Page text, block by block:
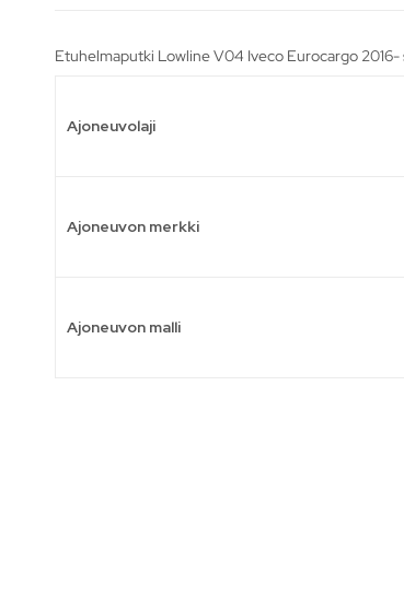
Etuhelmaputki Lowline V04 Iveco Eurocargo
Ajoneuvolaji
Ajoneuvon merkki
Ajoneuvon malli